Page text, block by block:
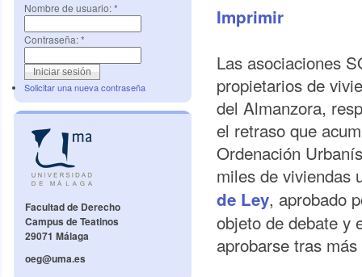
Nombre de usuario:*
Contraseña:*
Solicitar una nueva contraseña
Facultad de Derecho
Campus de Teatinos
29071 Málaga
oeg@uma.es
Imprimir
Las asociaciones
propietarios de
del Almanzora,
el retraso que
Ordenación
miles de viviendas
de Ley, aprobado
objeto de debate y
aprobarse tras